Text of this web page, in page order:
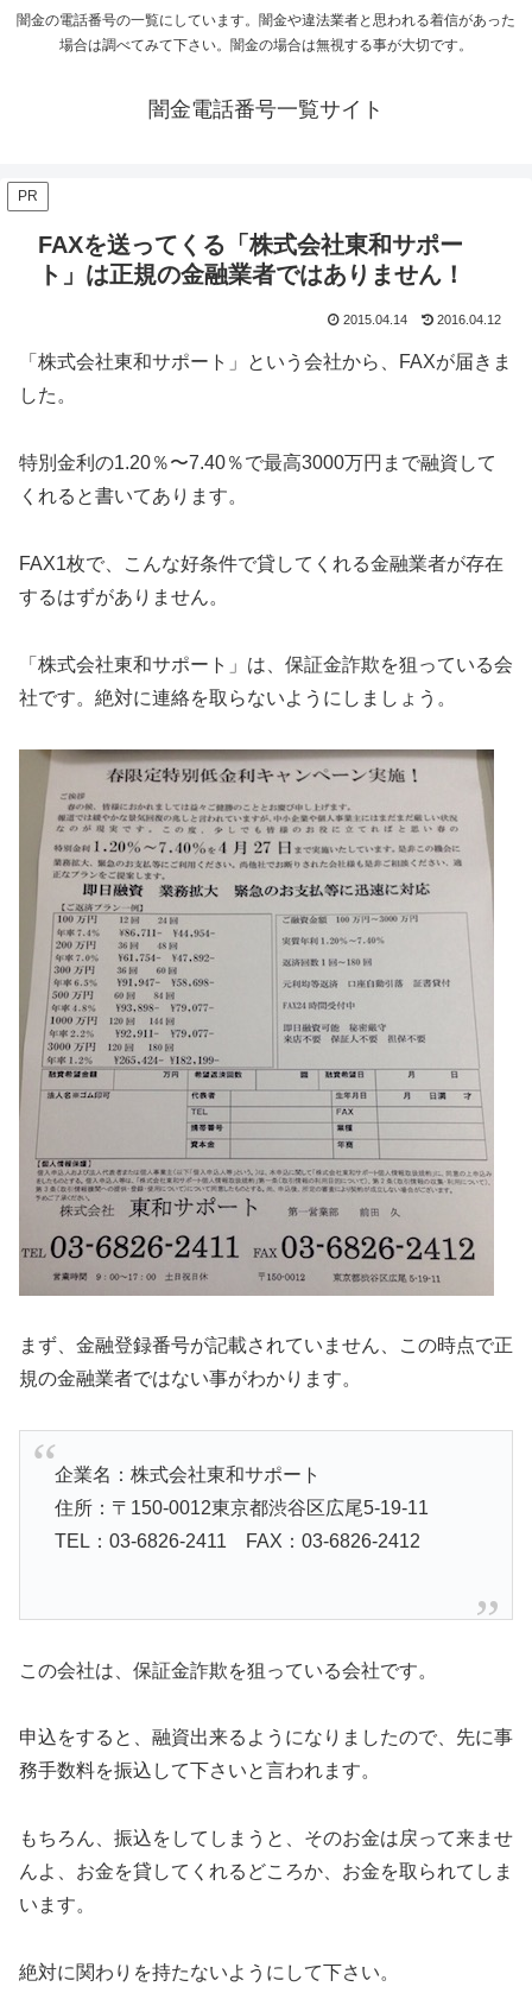
闇金の電話番号の一覧にしています。闇金や違法業者と思われる着信があった
場合は調べてみて下さい。闇金の場合は無視する事が大切です。
闇金電話番号一覧サイト
PR
FAXを送ってくる「株式会社東和サポー
ト」は正規の金融業者ではありません！
2015.04.14 2016.04.12
「株式会社東和サポート」という会社から、FAXが届きま
した。
特別金利の1.20％〜7.40％で最高3000万円まで融資して
くれると書いてあります。
FAX1枚で、こんな好条件で貸してくれる金融業者が存在
するはずがありません。
「株式会社東和サポート」は、保証金詐欺を狙っている会
社です。絶対に連絡を取らないようにしましょう。
まず、金融登録番号が記載されていません、この時点で正
規の金融業者ではない事がわかります。
企業名：株式会社東和サポート
住所：〒150-0012東京都渋谷区広尾5-19-11
TEL：03-6826-2411 FAX：03-6826-2412
この会社は、保証金詐欺を狙っている会社です。
申込をすると、融資出来るようになりましたので、先に事
務手数料を振込して下さいと言われます。
もちろん、振込をしてしまうと、そのお金は戻って来ませ
んよ、お金を貸してくれるどころか、お金を取られてしま
います。
絶対に関わりを持たないようにして下さい。